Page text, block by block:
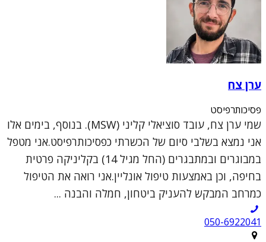
ערן צח
פסיכותרפיסט
שמי ערן צח, עובד סוציאלי קליני (MSW). בנוסף, בימים אלו
אני נמצא בשלבי סיום של הכשרתי כפסיכותרפיסט.אני מטפל
במבוגרים ובמתבגרים (החל מגיל 14) בקליניקה פרטית
בחיפה, וכן באמצעות טיפול אונליין.אני רואה את הטיפול
כמרחב המבקש להעניק ביטחון, חמלה והבנה ...
050-6922041